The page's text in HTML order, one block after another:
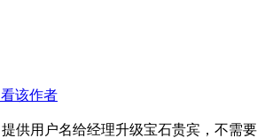
该作者
供用户名给经理升级宝石贵宾，不需